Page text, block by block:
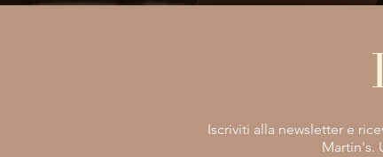
Iscriviti alla newsletter e
Martin's.